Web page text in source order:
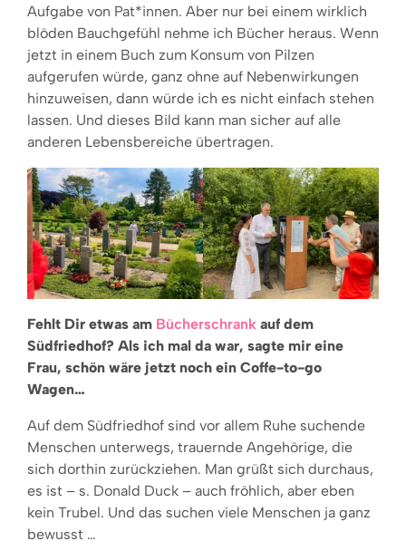
Aufgabe von Pat*innen. Aber nur bei einem wirklich
blöden Bauchgefühl nehme ich Bücher heraus. Wenn
jetzt in einem Buch zum Konsum von Pilzen
aufgerufen würde, ganz ohne auf Nebenwirkungen
hinzuweisen, dann würde ich es nicht einfach stehen
lassen. Und dieses Bild kann man sicher auf alle
anderen Lebensbereiche übertragen.
Fehlt Dir etwas am Bücherschrank auf dem
Südfriedhof? Als ich mal da war, sagte mir eine
Frau, schön wäre jetzt noch ein Coffe-to-go
Wagen…
Auf dem Südfriedhof sind vor allem Ruhe suchende
Menschen unterwegs, trauernde Angehörige, die
sich dorthin zurückziehen. Man grüßt sich durchaus,
es ist – s. Donald Duck – auch fröhlich, aber eben
kein Trubel. Und das suchen viele Menschen ja ganz
bewusst …